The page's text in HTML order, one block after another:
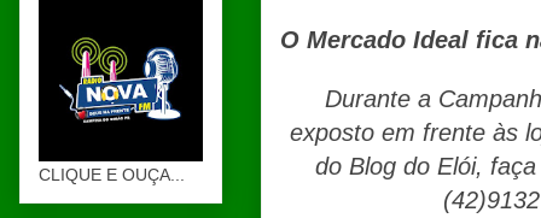
O Mercado Ideal fica
Durante a
exposto em frente às
do Blog do Elói,
CLIQUE E OUÇA...